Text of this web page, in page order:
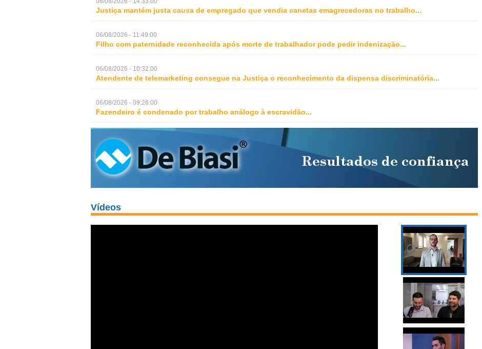
Justiça mantém justa causa de empregado que vendia canetas emagrecedoras no trabalho...
06/08/2026 - 11:49:00
Filho com paternidade reconhecida após morte de trabalhador pode pedir indenização...
06/08/2026 - 10:32:00
Atendente de telemarketing consegue na Justiça o reconhecimento da dispensa discriminatória...
06/08/2026 - 09:26:00
Fazendeiro é condenado por trabalho análogo à escravidão...
Vídeos